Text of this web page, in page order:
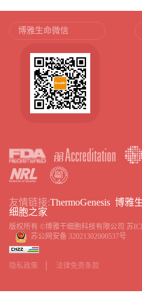
博雅生命微信
友情链接:ThermoGenesis 博雅
细胞之家
版权所有 ©博雅干细胞科技有限公司 苏
苏公网安备 32021302000537号
隐私政策 法律免责条款